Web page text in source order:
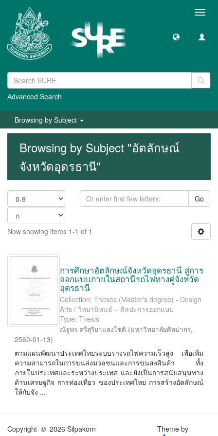
Advanced Search
Browsing by Subject
Browsing by Subject "อัตลักษณ์
จังหวัดอุดรธานี"
Go
Now showing items 1-1 of 1
การศึกษาอัตลักษณ์จังหวัดอุดรธานี สู่การ
ออกแบบภายในสถานีรถไฟทางคู่จังหวัด
อุดรธานี
Collection: Theses (Master's degree) - Design
Arts / วิทยานิพนธ์ – ศิลปะการออกแบบ
Type: Thesis
ณัฐพร ตรีสุริยาแสงโชติ (มหาวิทยาลัยศิลปากร,
2560-01-13)
ตามแผนพัฒนาประเทศไทยระบบรางรถไฟความเร็วสูง เพื่อเพิ่ม
ความสามารถในการขนส่งมวลชนและการขนส่งสินค้า ทั้ง
ภายในประเทศและระหว่างประเทศ และยังเป็นการสนับสนุนทาง
ด้านเศรษฐกิจ การท่องเที่ยว ของประเทศไทย การสร้างอัตลักษณ์
ให้กับจัง ...
Copyright © 2026 Silpakorn
Theme by